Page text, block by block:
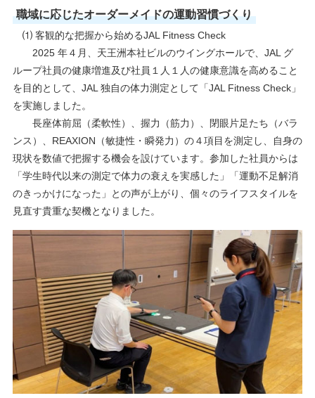
職域に応じたオーダーメイドの運動習慣づくり
⑴ 客観的な把握から始めるJAL Fitness Check
2025 年４月、天王洲本社ビルのウイングホールで、JAL グ
ループ社員の健康増進及び社員１人１人の健康意識を高めること
を目的として、JAL 独自の体力測定として「JAL Fitness Check」
を実施しました。
長座体前屈（柔軟性）、握力（筋力）、閉眼片足たち（バラ
ンス）、REAXION（敏捷性・瞬発力）の４項目を測定し、自身の
現状を数値で把握する機会を設けています。参加した社員からは
「学生時代以来の測定で体力の衰えを実感した」「運動不足解消
のきっかけになった」との声が上がり、個々のライフスタイルを
見直す貴重な契機となりました。